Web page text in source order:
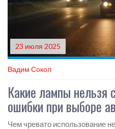
23 июля 2025
Вадим Сокол
Какие лампы нельзя
ошибки при выборе
Чем чревато использование